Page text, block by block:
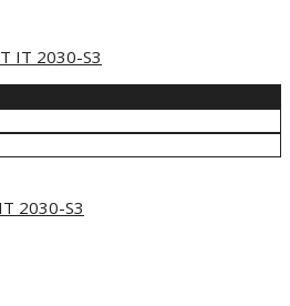
2030-S3